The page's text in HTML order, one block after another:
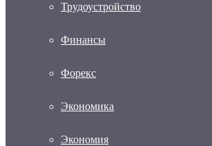
Трудоустройство
Финансы
Форекс
Экономика
Экономия